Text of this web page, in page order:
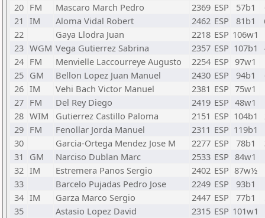
20 FM Mascaro March Pedro 2369 ESP 57b1
21 IM Aloma Vidal Robert 2462 ESP 81b1
22
Gaya Llodra Juan 2218 ESP 106w1
23 WGM Vega Gutierrez Sabrina 2357 ESP 107b1
24 FM Menvielle Laccourreye Augusto 2254 ESP 97w1
25 GM Bellon Lopez Juan Manuel 2430 ESP 94b1
26 IM Vehi Bach Victor Manuel 2381 ESP 75w1
27 FM Del Rey Diego 2419 ESP 48w1
28 WIM Gutierrez Castillo Paloma 2151 ESP 104b1
29 FM Fenollar Jorda Manuel 2311 ESP 119b1
30
Garcia-Ortega Mendez Jose M 2277 ESP 78b1
31
GM Narciso Dublan Marc 2533 ESP 84w1
32 IM Estremera Panos Sergio 2402 ESP 87w½
33
Barcelo Pujadas Pedro Jose 2249 ESP 93b1
34 IM Garza Marco Sergio 2447 ESP 77b1
35
Astasio Lopez David 2315 ESP 101w1